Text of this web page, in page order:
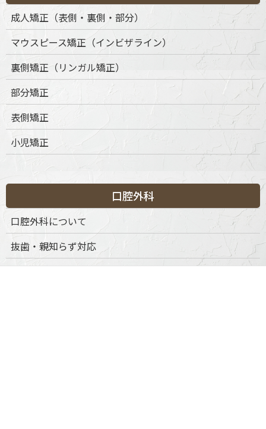
成人矯正（表側・裏側・部分）
マウスピース矯正（インビザライン）
裏側矯正（リンガル矯正）
部分矯正
表側矯正
小児矯正
口腔外科
口腔外科について
抜歯・親知らず対応
歯ぎしり・食いしばり